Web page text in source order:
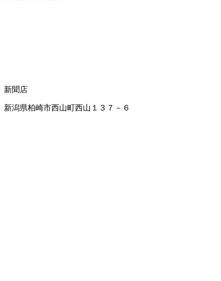
新聞店
新潟県柏崎市西山町西山１３７－６